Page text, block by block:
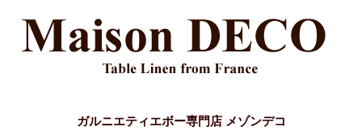
ガルニエティエボー専門店 メゾンデコ